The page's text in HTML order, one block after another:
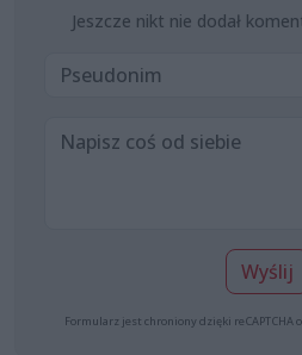
Jeszcze nikt nie dodał
Wyślij
Formularz jest chroniony dzięki reCAPTCHA